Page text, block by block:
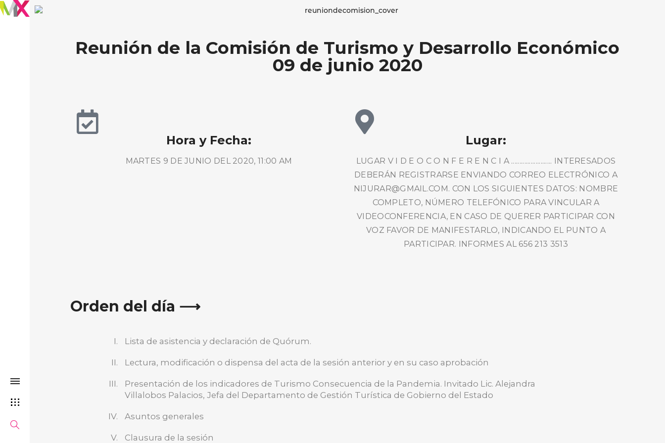
Reunión de la Comisión de Turismo y Desarrollo Económico
09 de junio 2020
Hora y Fecha:
MARTES 9 DE JUNIO DEL 2020, 11:00 AM
Lugar:
LUGAR V I D E O C O N F E R E N C I A ......................... INTERESADOS
DEBERÁN REGISTRARSE ENVIANDO CORREO ELECTRÓNICO A
NIJURAR@GMAIL.COM. CON LOS SIGUIENTES DATOS: NOMBRE
COMPLETO, NÚMERO TELEFÓNICO PARA VINCULAR A
VIDEOCONFERENCIA, EN CASO DE QUERER PARTICIPAR CON
VOZ FAVOR DE MANIFESTARLO, INDICANDO EL PUNTO A
PARTICIPAR. INFORMES AL 656 213 3513
Orden del día ⟶
Lista de asistencia y declaración de Quórum.
Lectura, modificación o dispensa del acta de la sesión anterior y en su caso aprobación
Presentación de los indicadores de Turismo Consecuencia de la Pandemia. Invitado Lic. Alejandra
Villalobos Palacios, Jefa del Departamento de Gestión Turística de Gobierno del Estado
Asuntos generales
Clausura de la sesión